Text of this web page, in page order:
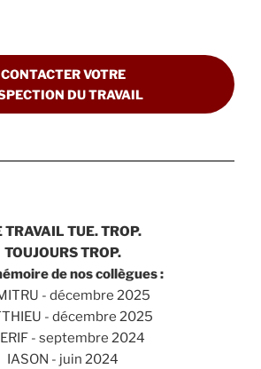
CONTACTER VOTRE
DU TRAVAIL
TRAVAIL TUE. TROP.
TOUJOURS TROP.
de nos collègues :
- décembre 2025
- décembre 2025
- septembre 2024
IASON - juin 2024